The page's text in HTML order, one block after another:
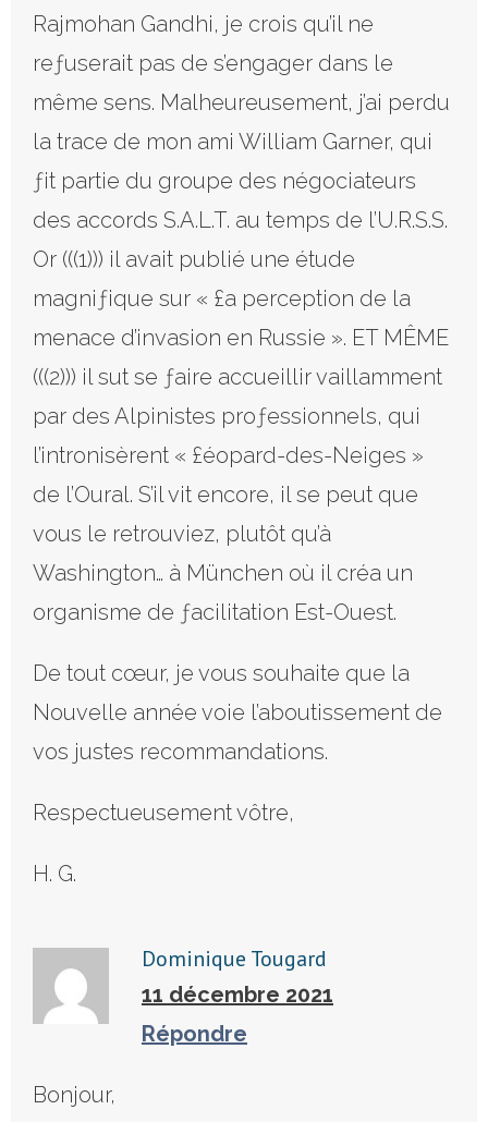
Rajmohan Gandhi, je crois qu’il ne
reƒuserait pas de s’engager dans le
même sens. Malheureusement, j’ai perdu
la trace de mon ami William Garner, qui
ƒit partie du groupe des négociateurs
des accords S.A.L.T. au temps de l’U.R.S.S.
Or (((1))) il avait publié une étude
magniƒique sur « £a perception de la
menace d’invasion en Russie ». ET MÊME
(((2))) il sut se ƒaire accueillir vaillamment
par des Alpinistes proƒessionnels, qui
l’intronisèrent « £éopard-des-Neiges »
de l’Oural. S’il vit encore, il se peut que
vous le retrouviez, plutôt qu’à
Washington… à München où il créa un
organisme de ƒacilitation Est-Ouest.
De tout cœur, je vous souhaite que la
Nouvelle année voie l’aboutissement de
vos justes recommandations.
Respectueusement vôtre,
H. G.
Dominique Tougard
11 décembre 2021
Répondre
Bonjour,